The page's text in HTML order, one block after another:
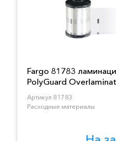
Fargo 81783
PolyGuard
Артикул 81783
Расходные материалы